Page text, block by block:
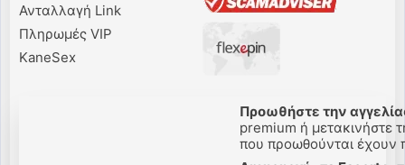
Ανταλλαγή Link
Πληρωμές VIP
KaneSex
Προωθήστε την
premium ή μετακινήστε
που προωθούνται έχουν